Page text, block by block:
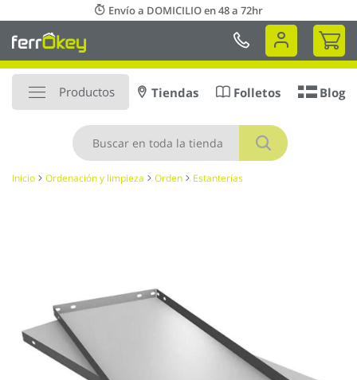
al
contenido
Envío a DOMICILIO en 48 a 72hr
Mi
Productos
Buscar
Tiendas Folletos Blog
Inicio Ordenación y limpieza Orden Estanterías
imágenes